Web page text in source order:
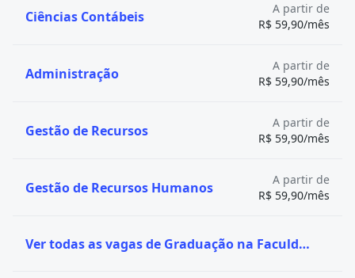
Ciências Contábeis
A partir de
R$ 59,90/mês
Administração
A partir de
R$ 59,90/mês
Gestão de Recursos
A partir de
R$ 59,90/mês
Gestão de Recursos Humanos
A partir de
R$ 59,90/mês
Ver todas as vagas de Graduação na Faculdade IMES